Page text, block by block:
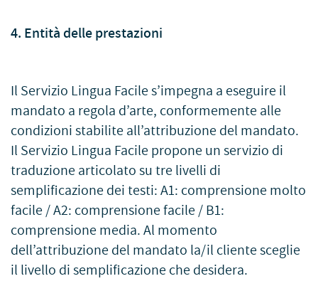
4. Entità delle prestazioni
Il Servizio Lingua Facile s’impegna a eseguire il
mandato a regola d’arte, conformemente alle
condizioni stabilite all’attribuzione del mandato.
Il Servizio Lingua Facile propone un servizio di
traduzione articolato su tre livelli di
semplificazione dei testi: A1: comprensione molto
facile / A2: comprensione facile / B1:
comprensione media. Al momento
dell’attribuzione del mandato la/il cliente sceglie
il livello di semplificazione che desidera.